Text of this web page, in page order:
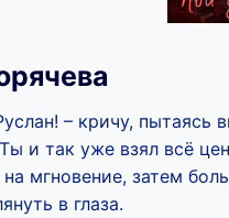
– кричу, пытаясь
и так уже взял всё
мгновение, затем
в глаза.